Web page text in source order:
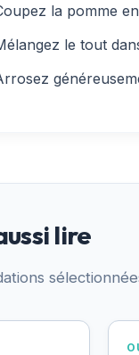
la pomme
le tout
lire